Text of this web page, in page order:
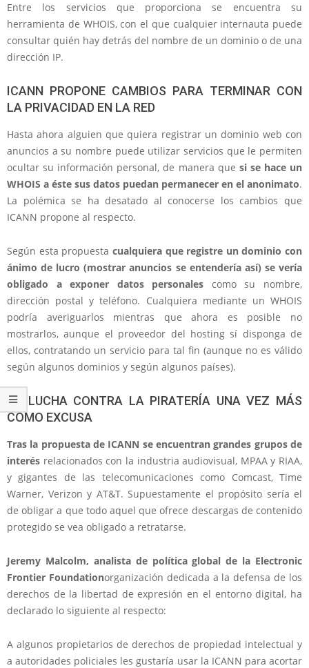
Entre los servicios que proporciona se encuentra su
herramienta de WHOIS, con el que cualquier internauta puede
consultar quién hay detrás del nombre de un dominio o de una
dirección IP.
ICANN PROPONE CAMBIOS PARA TERMINAR CON
LA PRIVACIDAD EN LA RED
Hasta ahora alguien que quiera registrar un dominio web con
anuncios a su nombre puede utilizar servicios que le permiten
ocultar su información personal, de manera que si se hace un
WHOIS a éste sus datos puedan permanecer en el anonimato.
La polémica se ha desatado al conocerse los cambios que
ICANN propone al respecto.
Según esta propuesta cualquiera que registre un dominio con
ánimo de lucro (mostrar anuncios se entendería así) se vería
obligado a exponer datos personales como su nombre,
dirección postal y teléfono. Cualquiera mediante un WHOIS
podría averiguarlos mientras que ahora es posible no
mostrarlos, aunque el proveedor del hosting sí disponga de
ellos, contratando un servicio para tal fin (aunque no es válido
según algunos dominios y según algunos países).
LA LUCHA CONTRA LA PIRATERÍA UNA VEZ MÁS
COMO EXCUSA
Tras la propuesta de ICANN se encuentran grandes grupos de
interés relacionados con la industria audiovisual, MPAA y RIAA,
y gigantes de las telecomunicaciones como Comcast, Time
Warner, Verizon y AT&T. Supuestamente el propósito sería el
de obligar a que todo aquel que ofrece descargas de contenido
protegido se vea obligado a retratarse.
Jeremy Malcolm, analista de política global de la Electronic
Frontier Foundationorganización dedicada a la defensa de los
derechos de la libertad de expresión en el entorno digital, ha
declarado lo siguiente al respecto:
A algunos propietarios de derechos de propiedad intelectual y
a autoridades policiales les gustaría usar la ICANN para acortar